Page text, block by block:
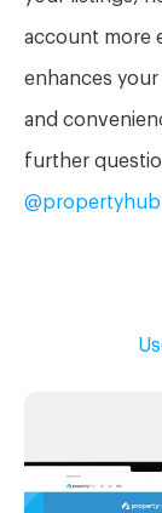
account more
enhances
and
further
@propertyhub